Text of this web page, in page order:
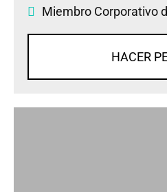
Miembro Corporativo
HACER